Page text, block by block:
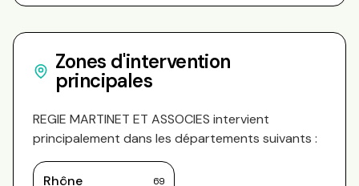
Zones d'intervention
principales
REGIE MARTINET ET ASSOCIES intervient
principalement dans les départements suivants :
Rhône 69